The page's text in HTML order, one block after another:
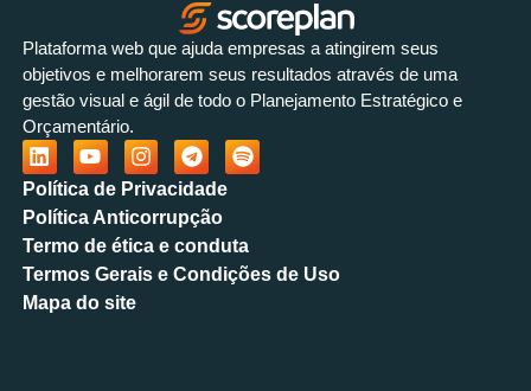
Plataforma web que ajuda empresas a atingirem seus
objetivos e melhorarem seus resultados através de uma
gestão visual e ágil de todo o Planejamento Estratégico e
Orçamentário.
Política de Privacidade
Política Anticorrupção
Termo de ética e conduta
Termos Gerais e Condições de Uso
Mapa do site